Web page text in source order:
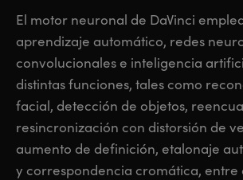
El motor neuronal de DaVinci
aprendizaje automático, redes
convolucionales e inteligencia
distintas funciones, tales como
facial, detección de objetos,
resincronización con distorsión de
aumento de definición, etalonaje
y correspondencia cromática, entre